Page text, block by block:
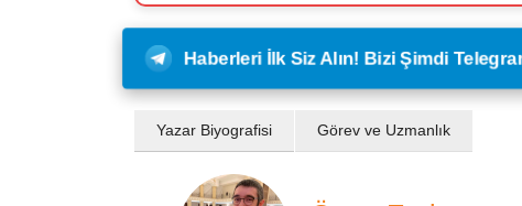
Haberleri İlk Siz Alın! Bizi Şimdi
Yazar Biyografisi Görev ve Uzmanlık